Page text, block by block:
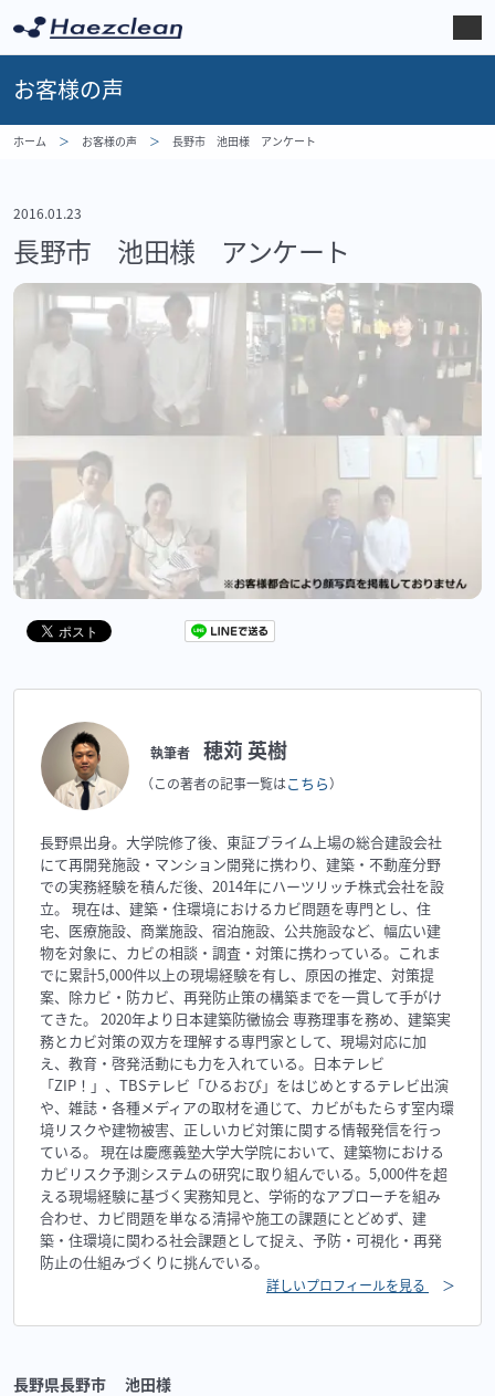
お客様の声
ホーム お客様の声 長野市 池田様 アンケート
2016.01.23
長野市 池田様 アンケート
執筆者 穂苅 英樹
（この著者の記事一覧はこちら）
長野県出身。大学院修了後、東証プライム上場の総合建設会社
にて再開発施設・マンション開発に携わり、建築・不動産分野
での実務経験を積んだ後、2014年にハーツリッチ株式会社を設
立。 現在は、建築・住環境におけるカビ問題を専門とし、住
宅、医療施設、商業施設、宿泊施設、公共施設など、幅広い建
物を対象に、カビの相談・調査・対策に携わっている。これま
でに累計5,000件以上の現場経験を有し、原因の推定、対策提
案、除カビ・防カビ、再発防止策の構築までを一貫して手がけ
てきた。 2020年より日本建築防黴協会 専務理事を務め、建築実
務とカビ対策の双方を理解する専門家として、現場対応に加
え、教育・啓発活動にも力を入れている。日本テレビ
「ZIP！」、TBSテレビ「ひるおび」をはじめとするテレビ出演
や、雑誌・各種メディアの取材を通じて、カビがもたらす室内環
境リスクや建物被害、正しいカビ対策に関する情報発信を行っ
ている。 現在は慶應義塾大学大学院において、建築物における
カビリスク予測システムの研究に取り組んでいる。5,000件を超
える現場経験に基づく実務知見と、学術的なアプローチを組み
合わせ、カビ問題を単なる清掃や施工の課題にとどめず、建
築・住環境に関わる社会課題として捉え、予防・可視化・再発
防止の仕組みづくりに挑んでいる。
詳しいプロフィールを見る ＞
長野県長野市 池田様